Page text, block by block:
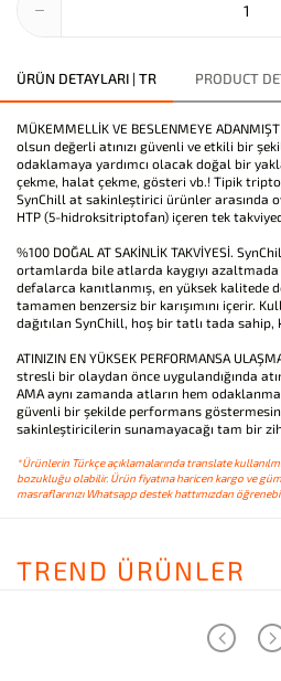
ÜRÜN DETAYLARI | TR PRODUCT
MÜKEMMELLİK VE BESLENMEYE
olsun değerli atınızı güvenli ve etkili bir
odaklamaya yardımcı olacak doğal bir
çekme, halat çekme, gösteri vb.! Tipik
SynChill at sakinleştirici ürünler arasında
HTP (5-hidroksitriptofan) içeren tek
%100 DOĞAL AT SAKİNLİK TAKVİYESİ.
ortamlarda bile atlarda kaygıyı
defalarca kanıtlanmış, en yüksek kalitede
tamamen benzersiz bir karışımını içerir.
dağıtılan SynChill, hoş bir tatlı tada
ATINIZIN EN YÜKSEK PERFORMANSA
stresli bir olaydan önce uygulandığında
AMA aynı zamanda atların hem
güvenli bir şekilde performans
sakinleştiricilerin sunamayacağı tam bir
*Ürünlerin Türkçe açıklamalarında translate
bozukluğu olabilir. Ürün fiyatına haricen kargo ve
masraflarınızı Whatsapp destek hattımızdan
TREND ÜRÜNLER